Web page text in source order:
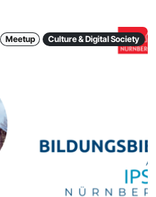
Meetup Culture & Digital Society